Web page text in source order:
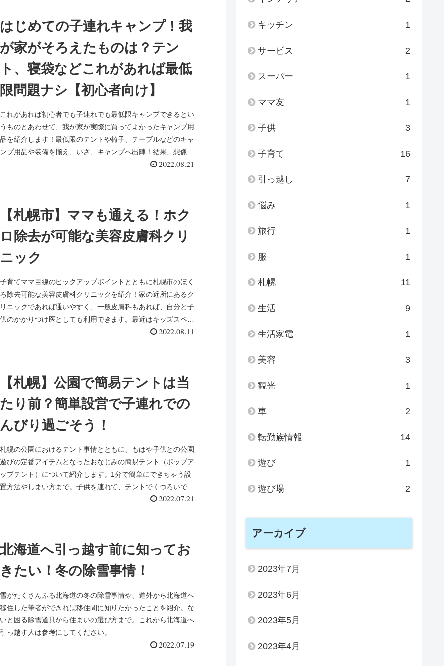
はじめての子連れキャンプ！我
が家がそろえたものは？テン
ト、寝袋などこれがあれば最低
限問題ナシ【初心者向け】
これがあれば初心者でも子連れでも最低限キャンプできるとい
うものとあわせて、我が家が実際に買ってよかったキャンプ用
品を紹介します！最低限のテントや椅子、テーブルなどのキャ
ンプ用品や装備を揃え、いざ、キャンプへ出陣！結果、想像し
ていた以上に楽しくて、ハマってしまいました。
2022.08.21
【札幌市】ママも通える！ホク
ロ除去が可能な美容皮膚科クリ
ニック
子育てママ目線のピックアップポイントとともに札幌市のほく
ろ除去可能な美容皮膚科クリニックを紹介！家の近所にあるク
リニックであれば通いやすく、一般皮膚科もあれば、自分と子
供のかかりつけ医としても利用できます。最近はキッズスペー
スがあるクリニックもたくさんあるので便利です！2022.08.11
【札幌】公園で簡易テントは当
たり前？簡単設営で子連れでの
んびり過ごそう！
札幌の公園におけるテント事情とともに、もはや子供との公園
遊びの定番アイテムとなったおなじみの簡易テント（ポップア
ップテント）について紹介します。1分で簡単にできちゃう設
置方法やしまい方まで。子供を連れて、テントでくつろいでみ
てはいかがでしょうか。暑い日差しの中でも風がよく通る札幌
2022.07.21
北海道へ引っ越す前に知ってお
きたい！冬の除雪事情！
雪がたくさんふる北海道の冬の除雪事情や、道外から北海道へ
移住した筆者ができれば移住間に知りたかったことを紹介。な
いと困る除雪道具から住まいの選び方まで。これから北海道へ
引っ越す人は参考にしてください。
2022.07.19
キッチン 1
サービス 2
スーパー 1
ママ友 1
子供 3
子育て 16
引っ越し 7
悩み 1
旅行 1
服 1
札幌 11
生活 9
生活家電 1
美容 3
観光 1
車 2
転勤族情報 14
遊び 1
遊び場 2
アーカイブ
2023年7月
2023年6月
2023年5月
2023年4月